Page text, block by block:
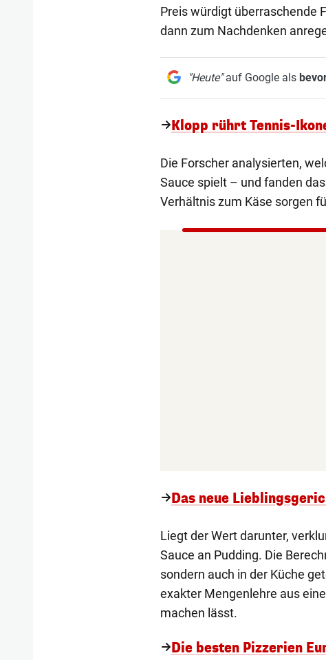
Preis würdigt überraschende
dann zum Nachdenken
"Heute"auf Google als
Klopp rührt Tennis-
Die Forscher analysierten,
Sauce spielt – und fanden
Verhältnis zum Käse sorgen
Das neue
Liegt der Wert darunter,
Sauce an Pudding. Die
sondern auch in der Küche
exakter Mengenlehre aus
machen lässt.
Die besten Pizzerien